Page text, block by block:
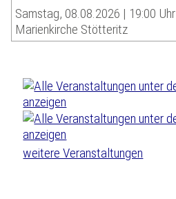
Samstag, 08.08.2026 | 19:00 Uhr
Marienkirche Stötteritz
weitere Veranstaltungen